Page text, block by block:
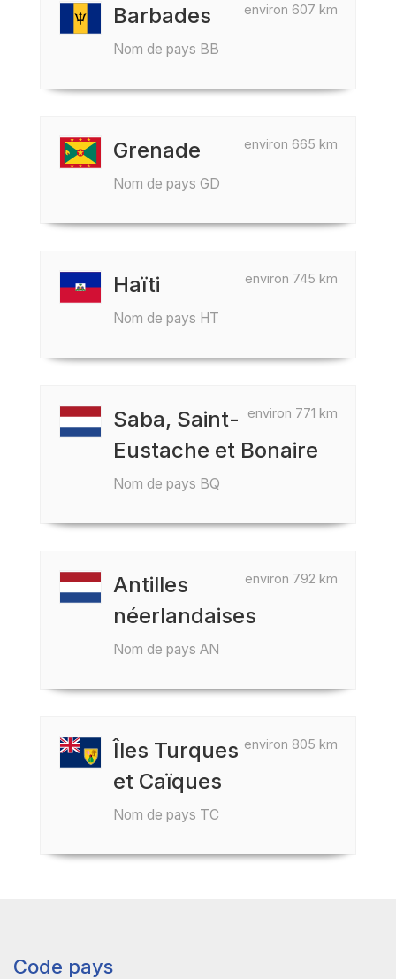
environ 607 km
Barbades
Nom de pays BB
environ 665 km
Grenade
Nom de pays GD
environ 745 km
Haïti
Nom de pays HT
environ 771 km
Saba, Saint-
Eustache et Bonaire
Nom de pays BQ
environ 792 km
Antilles
néerlandaises
Nom de pays AN
environ 805 km
Îles Turques
et Caïques
Nom de pays TC
Code pays